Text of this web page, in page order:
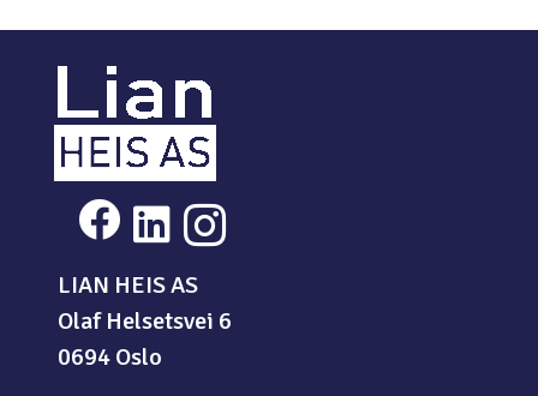
LIAN HEIS AS
Olaf Helsetsvei 6
0694 Oslo
  